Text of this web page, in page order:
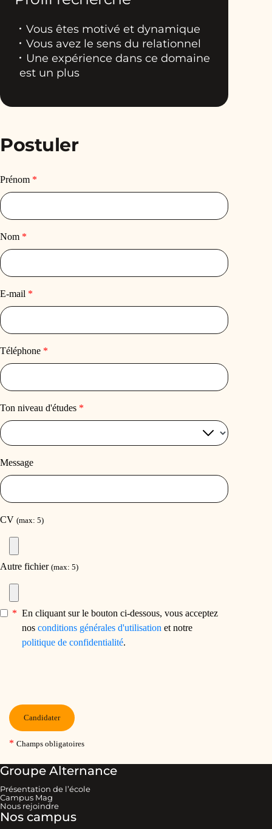
Vous êtes motivé et dynamique
Vous avez le sens du relationnel
Une expérience dans ce domaine
est un plus
Postuler
Groupe Alternance
Présentation de l’école
Campus Mag
Nous rejoindre
Nos campus